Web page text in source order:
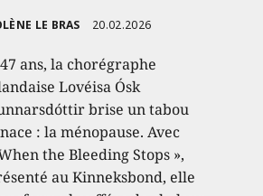
LE BRAS 20.02.2026
ans, la chorégraphe
Lovéisa Ósk
brise un tabou
: la ménopause. Avec
the Bleeding Stops »,
au Kinneksbond, elle